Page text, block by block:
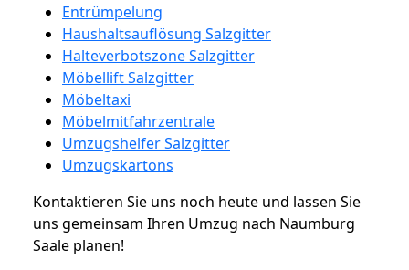
Entrümpelung
Haushaltsauflösung Salzgitter
Halteverbotszone Salzgitter
Möbellift Salzgitter
Möbeltaxi
Möbelmitfahrzentrale
Umzugshelfer Salzgitter
Umzugskartons
Kontaktieren Sie uns noch heute und lassen Sie
uns gemeinsam Ihren Umzug nach Naumburg
Saale planen!